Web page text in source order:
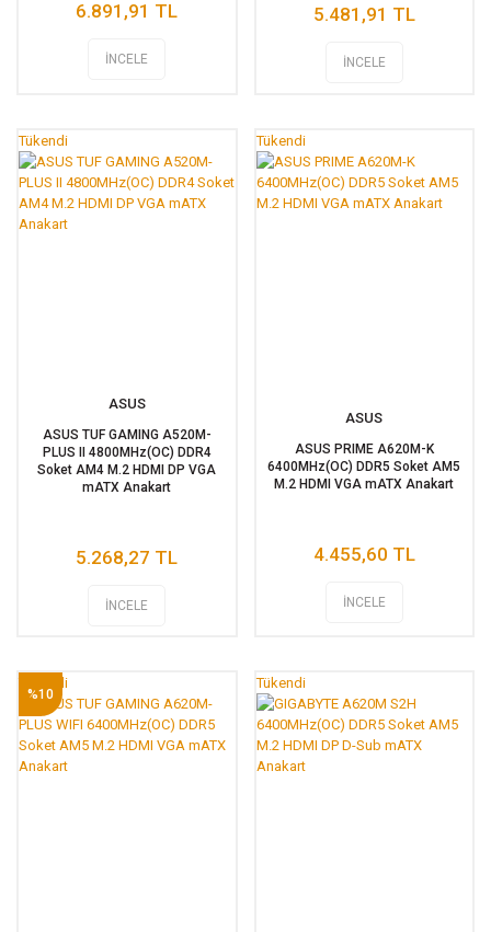
6.891,91 TL
İNCELE
5.481,91 TL
İNCELE
Tükendi
ASUS
ASUS TUF GAMING A520M-
PLUS II 4800MHz(OC) DDR4
Soket AM4 M.2 HDMI DP VGA
mATX Anakart
5.268,27 TL
İNCELE
Tükendi
ASUS
ASUS PRIME A620M-K
6400MHz(OC) DDR5 Soket AM5
M.2 HDMI VGA mATX Anakart
4.455,60 TL
İNCELE
%10
Tükendi Tükendi